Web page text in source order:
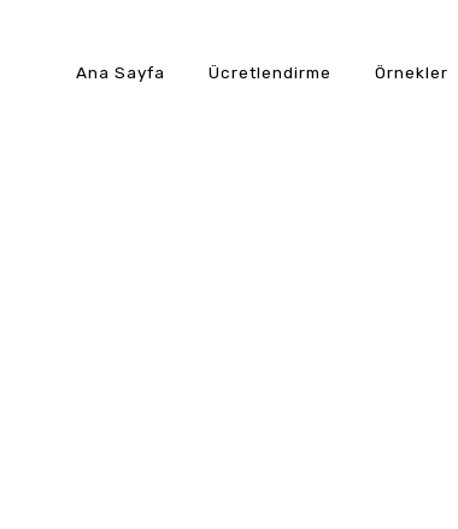
Ana Sayfa Ücretlendirme Örnekler